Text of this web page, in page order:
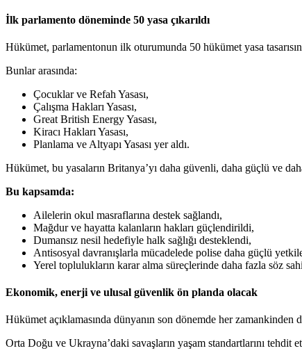
İlk parlamento döneminde 50 yasa çıkarıldı
Hükümet, parlamentonun ilk oturumunda 50 hükümet yasa
Bunlar arasında:
Çocuklar ve Refah Yasası,
Çalışma Hakları Yasası,
Great British Energy Yasası,
Kiracı Hakları Yasası,
Planlama ve Altyapı Yasası yer aldı.
Hükümet, bu yasaların Britanya’yı daha güvenli, daha güçlü ve
Bu kapsamda:
Ailelerin okul masraflarına destek sağlandı,
Mağdur ve hayatta kalanların hakları güçlendirildi,
Dumansız nesil hedefiyle halk sağlığı desteklendi,
Antisosyal davranışlarla mücadelede polise daha güçlü
Yerel toplulukların karar alma süreçlerinde daha fazla söz
Ekonomik, enerji ve ulusal güvenlik ön planda olacak
Hükümet açıklamasında dünyanın son dönemde her
Orta Doğu ve Ukrayna’daki savaşların yaşam standartlarını